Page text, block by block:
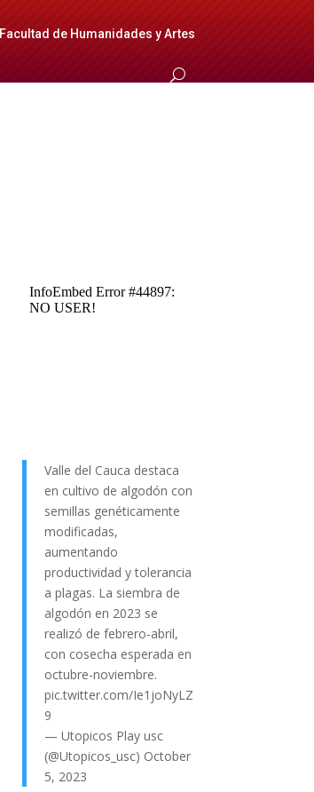
Facultad de Humanidades y Artes
Valle del Cauca destaca
en cultivo de algodón con
semillas genéticamente
modificadas,
aumentando
productividad y tolerancia
a plagas. La siembra de
algodón en 2023 se
realizó de febrero-abril,
con cosecha esperada en
octubre-noviembre.
pic.twitter.com/Ie1joNyLZ
9
— Utopicos Play usc
(@Utopicos_usc) October
5, 2023